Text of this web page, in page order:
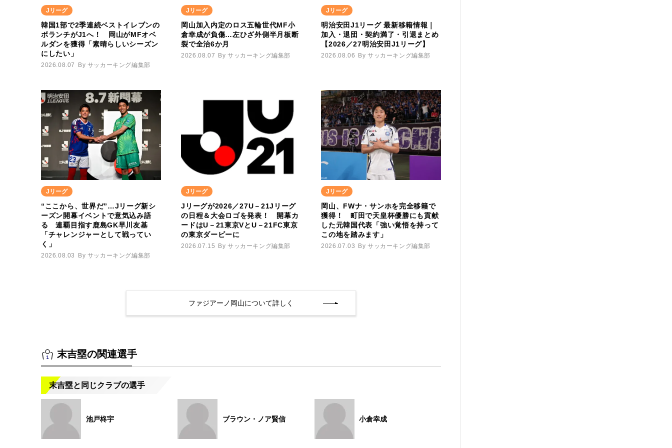
Jリーグ
韓国1部で2季連続ベストイレブンの
ボランチがJ1へ！ 岡山がMFオベ
ルダンを獲得「素晴らしいシーズン
にしたい」
2026.08.07 By サッカーキング編集部
Jリーグ
岡山加入内定のロス五輪世代MF小
倉幸成が負傷…左ひざ外側半月板断
裂で全治6か月
2026.08.07 By サッカーキング編集部
Jリーグ
明治安田J1リーグ 最新移籍情報｜
加入・退団・契約満了・引退まとめ
【2026／27明治安田J1リーグ】
2026.08.06 By サッカーキング編集部
Jリーグ
“ここから、世界だ”…Jリーグ新シ
ーズン開幕イベントで意気込み語
る 連覇目指す鹿島GK早川友基
「チャレンジャーとして戦ってい
く」
2026.08.03 By サッカーキング編集部
Jリーグ
Jリーグが2026／27U－21Jリーグ
の日程＆大会ロゴを発表！ 開幕カ
ードはU－21東京VとU－21FC東京
の東京ダービーに
2026.07.15 By サッカーキング編集部
Jリーグ
岡山、FWナ・サンホを完全移籍で
獲得！ 町田で天皇杯優勝にも貢献
した元韓国代表「強い覚悟を持って
この地を踏みます」
2026.07.03 By サッカーキング編集部
ファジアーノ岡山について詳しく
末吉塁の関連選手
末吉塁と同じクラブの選手
池戸柊宇 ブラウン・ノア賢信 小倉幸成